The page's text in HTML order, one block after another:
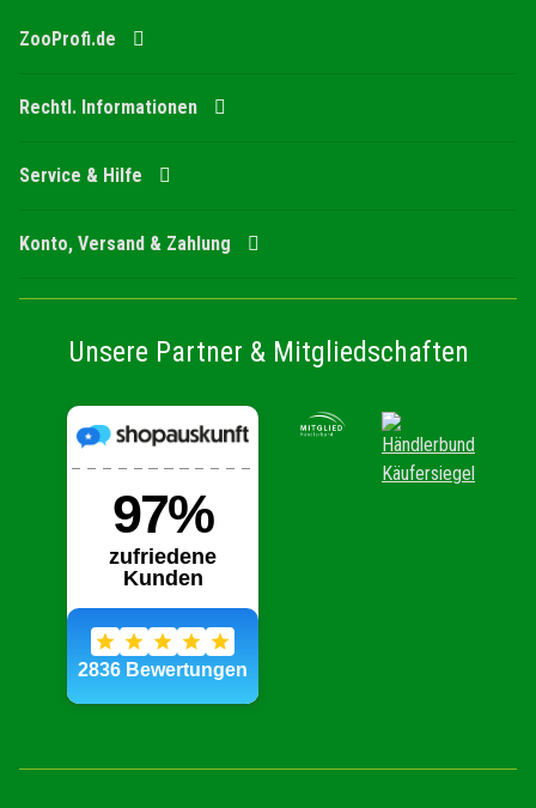
ZooProfi.de
Rechtl. Informationen
Service & Hilfe
Konto, Versand & Zahlung
Unsere Partner & Mitgliedschaften